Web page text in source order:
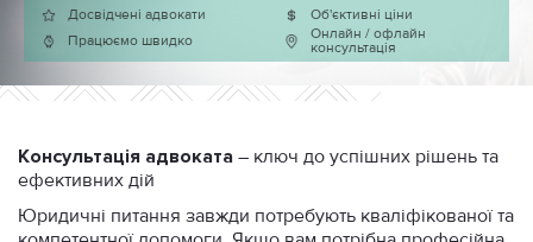
Досвідчені адвокати
Об'єктивні ціни
Працюємо швидко
Онлайн / офлайн
консультація
Консультація адвоката – ключ до успішних рішень та
ефективних дій
Юридичні питання завжди потребують кваліфікованої та